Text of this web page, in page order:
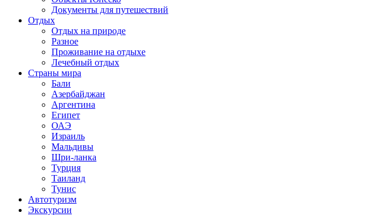
Документы для путешествий
Отдых
Отдых на природе
Разное
Проживание на отдыхе
Лечебный отдых
Страны мира
Бали
Азербайджан
Аргентина
Египет
ОАЭ
Израиль
Мальдивы
Шри-ланка
Турция
Таиланд
Тунис
Автотуризм
Экскурсии